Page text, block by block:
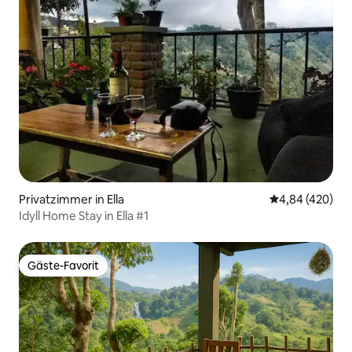
Privatzimmer in Ella
4,84 (420)
Idyll Home Stay in Ella #1
Gäste-Favorit
Gäste-Favorit